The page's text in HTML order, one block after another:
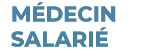
MÉDECIN
SALARIÉ